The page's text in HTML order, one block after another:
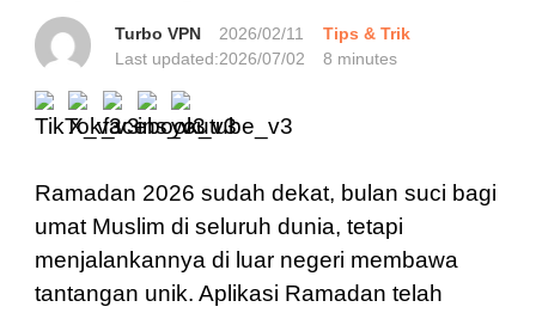
Turbo VPN 2026/02/11
Tips & Trik
Last updated:2026/07/02 8 minutes
Ramadan 2026 sudah dekat, bulan suci bagi
umat Muslim di seluruh dunia, tetapi
menjalankannya di luar negeri membawa
tantangan unik. Aplikasi Ramadan telah